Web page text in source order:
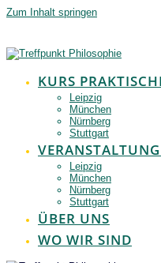
Zum Inhalt springen
KURS
Leipzig
München
Nürnberg
Stuttgart
Leipzig
München
Nürnberg
Stuttgart
ÜBER UNS
WO WIR SIND